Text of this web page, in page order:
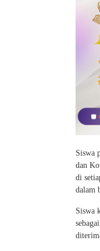
Siswa
dan
di
dalam
Siswa